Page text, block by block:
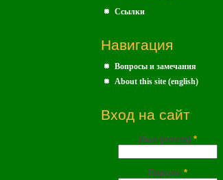
Ссылки
Навигация
Вопросы и замечания
About this site (english)
Вход на сайт
Имя (почта) *
Пароль *